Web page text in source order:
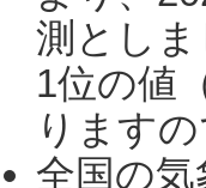
測とし
1位の値
ります
全国の